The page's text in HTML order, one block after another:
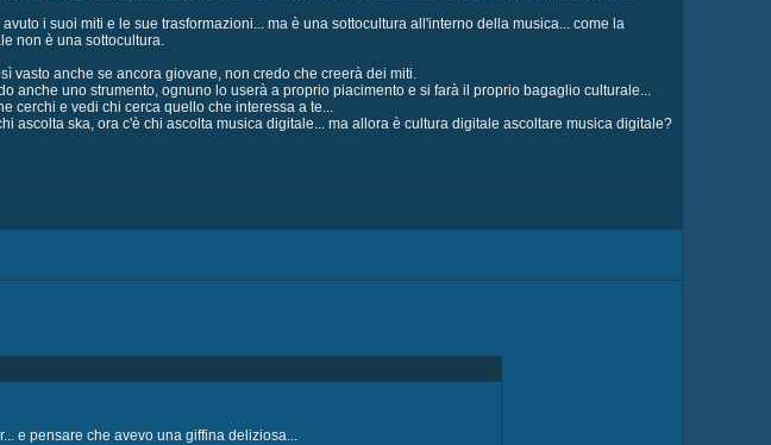
i suoi miti e le sue trasformazioni... ma è una sottocultura all'interno della musica... come la
non è una sottocultura.
vasto anche se ancora giovane, non credo che creerà dei miti.
anche uno strumento, ognuno lo userà a proprio piacimento e si farà il proprio bagaglio culturale...
cerchi e vedi chi cerca quello che interessa a te...
ascolta ska, ora c'è chi ascolta musica digitale... ma allora è cultura digitale ascoltare musica digitale?
e pensare che avevo una giffina deliziosa...